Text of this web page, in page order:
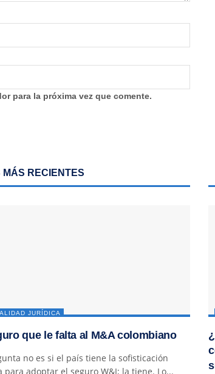
para la próxima vez que comente.
MÁS RECIENTES
JURÍDICA
que le falta al M&A colombiano
no es si el país tiene la sofisticación
para adoptar el seguro W&I; la tiene. Lo...